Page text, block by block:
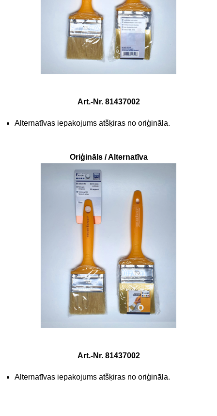
Art.-Nr. 81437002
Alternatīvas iepakojums atšķiras no oriģināla.
Oriģināls / Alternatīva
Art.-Nr. 81437002
Alternatīvas iepakojums atšķiras no oriģināla.